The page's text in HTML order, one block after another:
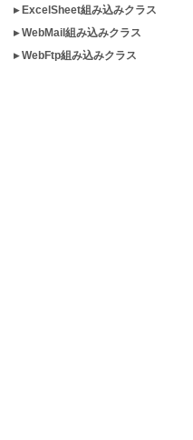
▸ ExcelSheet組み込みクラス
▸ WebMail組み込みクラス
▸ WebFtp組み込みクラス